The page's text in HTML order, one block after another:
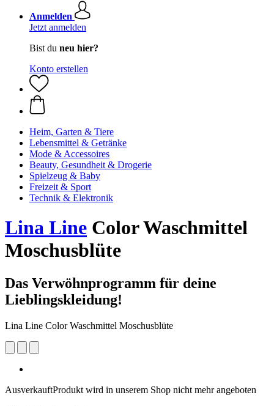
Anmelden
Jetzt anmelden
Bist du neu hier?
Konto erstellen
Heim, Garten & Tiere
Lebensmittel & Getränke
Mode & Accessoires
Beauty, Gesundheit & Drogerie
Spielzeug & Baby
Freizeit & Sport
Technik & Elektronik
Lina Line Color Waschmittel
Moschusblüte
Das Verwöhnprogramm für deine
Lieblingskleidung!
Lina Line Color Waschmittel Moschusblüte
AusverkauftProdukt wird in unserem Shop nicht mehr angeboten